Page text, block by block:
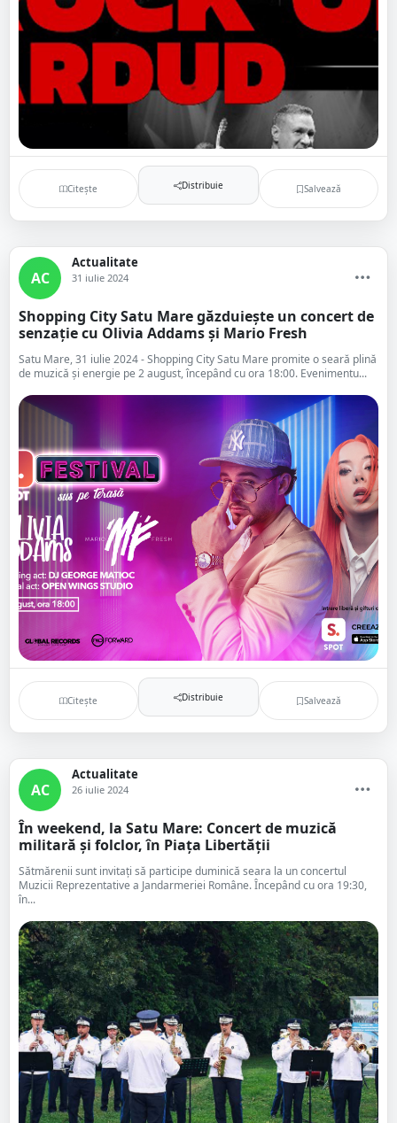
Citește Distribuie Salvează
AC
Actualitate
31 iulie 2024
Shopping City Satu Mare găzduiește un concert de
senzație cu Olivia Addams și Mario Fresh
Satu Mare, 31 iulie 2024 - Shopping City Satu Mare promite o seară plină
de muzică și energie pe 2 august, începând cu ora 18:00. Evenimentu...
Citește Distribuie Salvează
AC
Actualitate
26 iulie 2024
În weekend, la Satu Mare: Concert de muzică
militară și folclor, în Piața Libertății
Sătmărenii sunt invitați să participe duminică seara la un concertul
Muzicii Reprezentative a Jandarmeriei Române. Începând cu ora 19:30,
în...